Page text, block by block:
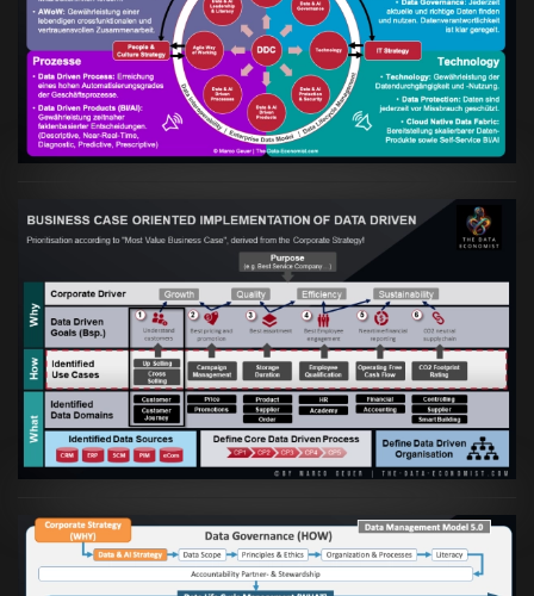
Artikel:Kennst Du schon die "Head Phone
Data Driven Strategy"?
VIEW
Artikel:
Business Case orientierte
Etablierung einer Data Driven Company
VIEW